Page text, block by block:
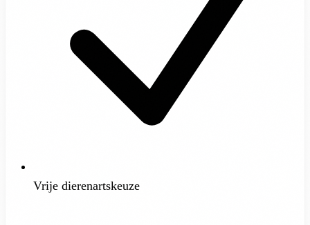
Vrije dierenartskeuze